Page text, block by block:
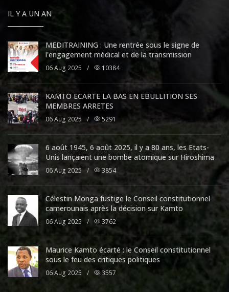
IL Y A UN AN
MEDITRAINING : Une rentrée sous le signe de
l'engagement médical et de la transmission
06 Aug 2025 / 10384
KAMTO ECARTE LA BAS EN EBULLITION SES
MEMBRES ARRETES
06 Aug 2025 / 5291
6 août 1945, 6 août 2025, il y a 80 ans, les Etats-
Unis lançaient une bombe atomique sur Hiroshima
06 Aug 2025 / 3854
Célestin Monga fustige le Conseil constitutionnel
camerounais après la décision sur Kamto
06 Aug 2025 / 3762
Maurice Kamto écarté : le Conseil constitutionnel
sous le feu des critiques politiques
06 Aug 2025 / 3557